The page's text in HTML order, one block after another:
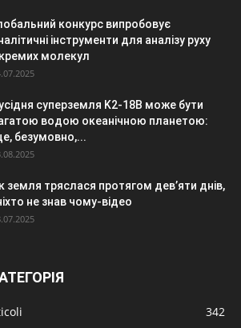
конкурс випробовує
інструменти для аналізу руху
молекул
суперземля K2-18B може бути
водою океанічною планетою:
безумовно,...
земля тряслася протягом дев’яти днів,
не знав чому-відео
342